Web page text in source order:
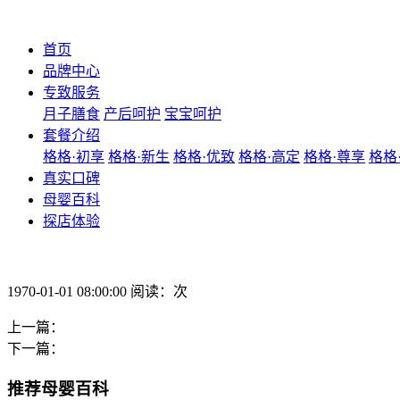
首页
品牌中心
专致服务
月子膳食 产后呵护 宝宝呵护
套餐介绍
格格·初享 格格·新生 格格·优致 格格·高定 格格·尊享 格格
真实口碑
母婴百科
探店体验
1970-01-01 08:00:00 阅读：次
上一篇：
下一篇：
推荐母婴百科